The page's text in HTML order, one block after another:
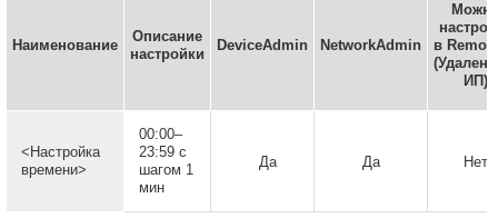
Наименование
Описание
настройки
DeviceAdmin NetworkAdmin
в
ИП)
<Настройка
времени>
00:00–
23:59 с
шагом 1
мин
Да Да Нет